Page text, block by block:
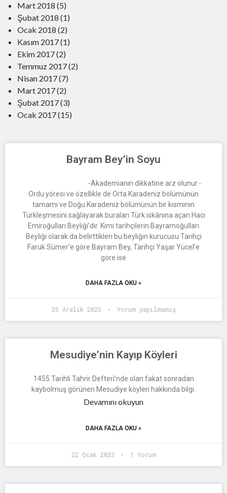
Mithat Baş - Kaşığın Hikayesi
2 Aralık 2023
Nedim Gürsoy -Kaşığın Hikayesi
- Kaşığın Hikayesi
2 Aralık 2023
Mart 2018 (5)
Şubat 2018 (1)
Ocak 2018 (2)
Kasım 2017(1)
Ekim 2017(2)
Temmuz 2017(2)
Nisan 2017(7)
Mart 2017(2)
Şubat 2017(3)
Ocak 2017(15)
Bayram Bey’in Soyu
-Akademianın dikkatine arz olunur.-
Ordu yöresi ve özellikle de Orta Karadeniz bölümünün
tamamı ve Doğu Karadeniz bölümünün bir kısmının
Türkleşmesini sağlayarak buraları Türk iskânına açan Hacı
Emiroğulları Beyliği’dir. Kimi tarihçilerin Bayramoğulları
Beyliği olarak da belirttikleri bu beyliğin kurucusu Tarihçi
Faruk Sümer’e göre Bayram Bey, Tarihçi Yaşar Yücel’e
göre ise
DAHA FAZLA OKU »
25 Aralık 2025 Yorum yapılmamış
Mesudiye’nin Kayıp Köyleri
1455 Tarihli Tahrir Defteri’nde olan fakat sonradan
kaybolmuş görünen Mesudiye köyleri hakkında bilgi.
Devamını okuyun
DAHA FAZLA OKU »
22 Ocak 2023 1 Yorum